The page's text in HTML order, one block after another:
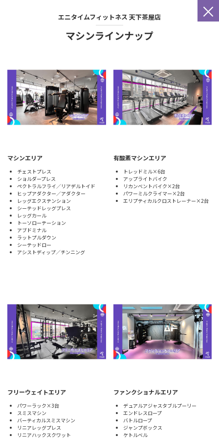
×
エニタイムフィットネス 天下茶屋店
マシンラインナップ
マシンエリア
チェストプレス
ショルダープレス
ペクトラルフライ／リアデルトイド
ヒップアダクター／アダクター
レッグエクステンション
シーテッドレッグプレス
レッグカール
トーソローテーション
アブドミナル
ラットプルダウン
シーテッドロー
アシストディップ／チンニング
有酸素マシンエリア
トレッドミル×6台
アップライトバイク
リカンベントバイク×2台
パワーミルクライマー×2台
エリプティカルクロストレーナー×2台
フリーウェイトエリア
パワーラック×3台
スミスマシン
バーティカルスミスマシン
リニアレッグプレス
リニアハックスクワット
ファンクショナルエリア
デュアルアジャスタブルプーリー
エンドレスロープ
バトルロープ
ジャンプボックス
ケトルベル